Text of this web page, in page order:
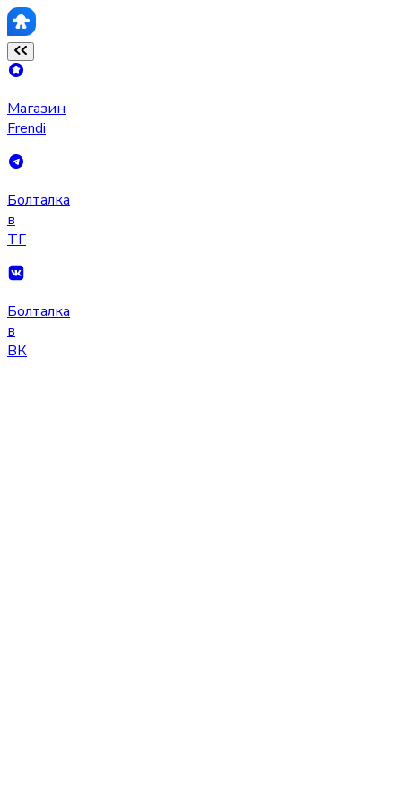
Магазин
Frendi
Болталка
в
ТГ
Болталка
в
ВК